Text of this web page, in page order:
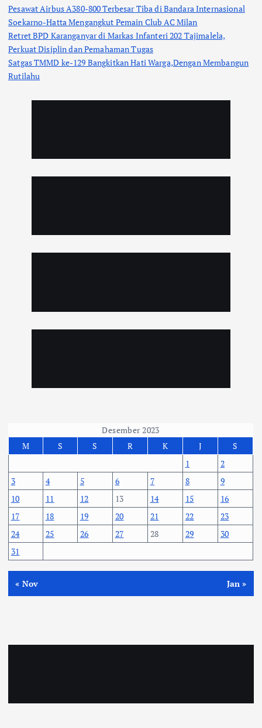
Pesawat Airbus A380-800 Terbesar Tiba di Bandara Internasional
Soekarno-Hatta Mengangkut Pemain Club AC Milan
Retret BPD Karanganyar di Markas Infanteri 202 Tajimalela,
Perkuat Disiplin dan Pemahaman Tugas
Satgas TMMD ke-129 Bangkitkan Hati Warga,Dengan Membangun
Rutilahu
Desember 2023
M
S S R K J
S
1
2
3
4 5 6 7 8
9
10
11 12 13 14 15
16
17
18 19 20 21 22
23
24
25 26 27 28 29
30
31
« Nov Jan »